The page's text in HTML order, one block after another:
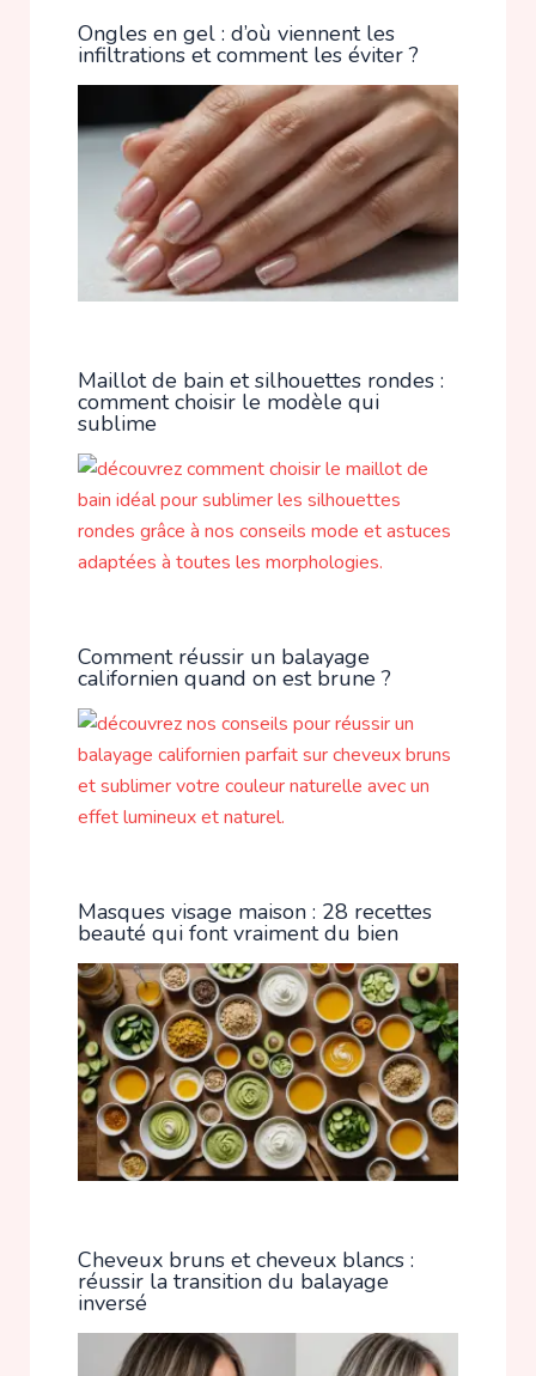
Ongles en gel : d’où viennent les
infiltrations et comment les éviter ?
Maillot de bain et silhouettes rondes :
comment choisir le modèle qui
sublime
Comment réussir un balayage
californien quand on est brune ?
Masques visage maison : 28 recettes
beauté qui font vraiment du bien
Cheveux bruns et cheveux blancs :
réussir la transition du balayage
inversé